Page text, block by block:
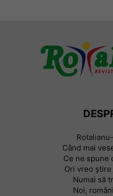
Când mai
Ce ne spune
Ori vreo știre
Numai să
Noi,